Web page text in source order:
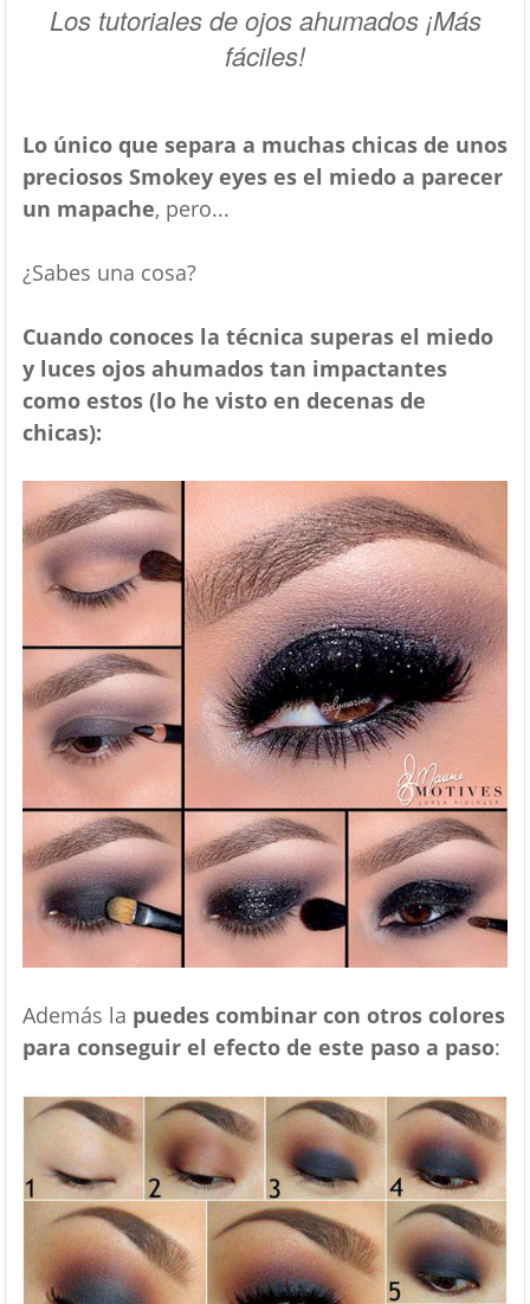
Los tutoriales de ojos ahumados ¡Más
fáciles!
Lo único que separa a muchas chicas de unos
preciosos Smokey eyes es el miedo a parecer
un mapache, pero...
¿Sabes una cosa?
Cuando conoces la técnica superas el miedo
y luces ojos ahumados tan impactantes
como estos (lo he visto en decenas de
chicas):
Además la puedes combinar con otros colores
para conseguir el efecto de este paso a paso: